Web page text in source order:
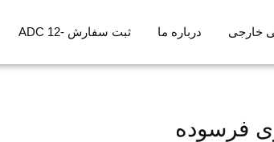
خارجی درباره ما ثبت سفارش -ADC 12
فرسوده